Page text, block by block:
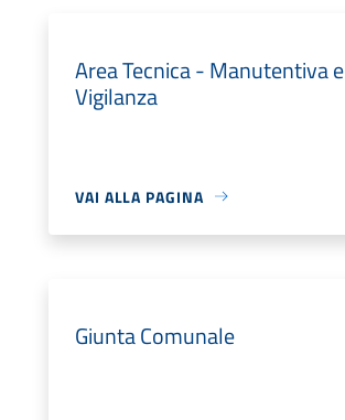
Area Tecnica - Manutentiva e
Vigilanza
VAI ALLA PAGINA
Giunta Comunale